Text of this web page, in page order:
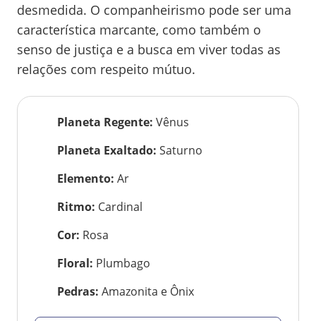
desmedida. O companheirismo pode ser uma
característica marcante, como também o
senso de justiça e a busca em viver todas as
relações com respeito mútuo.
Planeta Regente: Vênus
Planeta Exaltado: Saturno
Elemento: Ar
Ritmo: Cardinal
Cor: Rosa
Floral: Plumbago
Pedras: Amazonita e Ônix